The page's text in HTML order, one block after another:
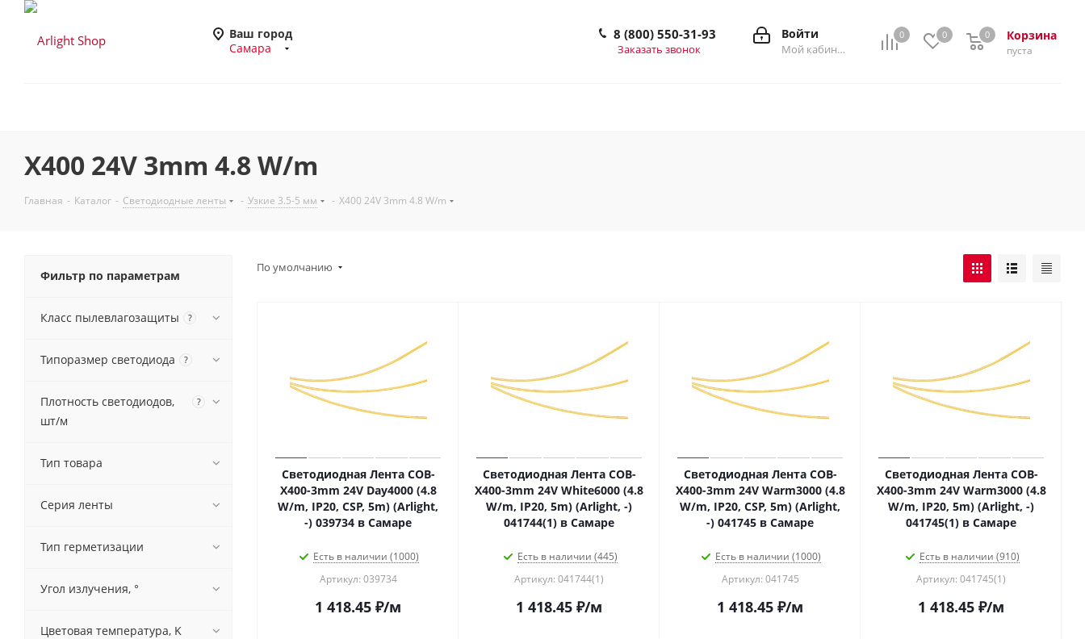
Ваш город
Самара
0 0 Корзина
0
пуста
0
Войти
Мой кабинет
8 (800) 550-31-93
Заказать звонок
X400 24V 3mm 4.8 W/m
Главная - Каталог - Светодиодные ленты - Узкие 3.5-5 мм - X400 24V 3mm 4.8 W/m
По умолчанию
Светодиодная Лента COB-
X400-3mm 24V Day4000 (4.8
W/m, IP20, CSP, 5m) (Arlight,
-) 039734 в Самаре
Есть в наличии (1000)
Артикул: 039734
1 418.45 ₽/м
Светодиодная Лента COB-
X400-3mm 24V White6000 (4.8
W/m, IP20, 5m) (Arlight, -)
041744(1) в Самаре
Есть в наличии (445)
Артикул: 041744(1)
1 418.45 ₽/м
Светодиодная Лента COB-
X400-3mm 24V Warm3000 (4.8
W/m, IP20, CSP, 5m) (Arlight,
-) 041745 в Самаре
Есть в наличии (1000)
Артикул: 041745
1 418.45 ₽/м
Светодиодная Лента COB-
X400-3mm 24V Warm3000 (4.8
W/m, IP20, 5m) (Arlight, -)
041745(1) в Самаре
Есть в наличии (910)
Артикул: 041745(1)
1 418.45 ₽/м
Фильтр по параметрам
Класс пылевлагозащиты ?
Типоразмер светодиода ?
Плотность светодиодов,
шт/м
?
Тип товара
Серия ленты
Тип герметизации
Угол излучения, °
Цветовая температура, K